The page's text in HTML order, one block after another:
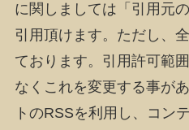
に関しましては「引用元
引用頂けます。ただし、
ております。引用許可範
なくこれを変更する事が
トのRSSを利用し、コン